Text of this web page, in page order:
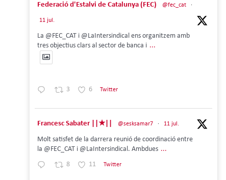
Federació d'Estalvi de Catalunya (FEC) @fec_cat ·
11 jul.
La @FEC_CAT i @LaIntersindical ens organitzem amb
tres objectius clars al sector de banca i ...
3 6 Twitter
Francesc Sabater ||★|| @sesksamar7 · 11 jul.
Molt satisfet de la darrera reunió de coordinació entre
la @FEC_CAT i @LaIntersindical. Ambdues ...
8 11 Twitter